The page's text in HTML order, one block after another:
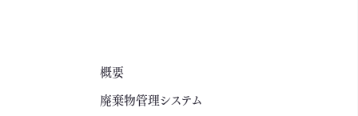
概要
廃棄物管理システム